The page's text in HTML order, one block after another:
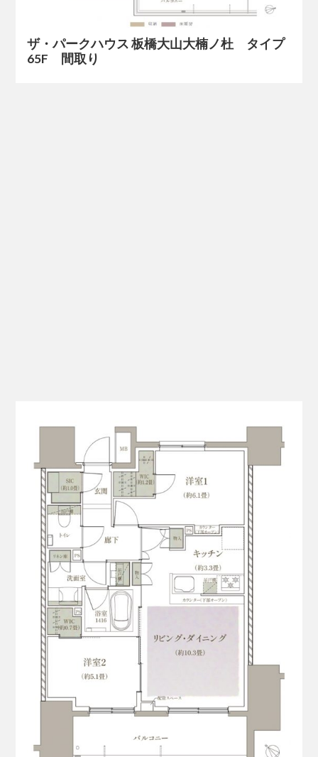
ザ・パークハウス 板橋大山大楠ノ杜 タイプ
65F 間取り